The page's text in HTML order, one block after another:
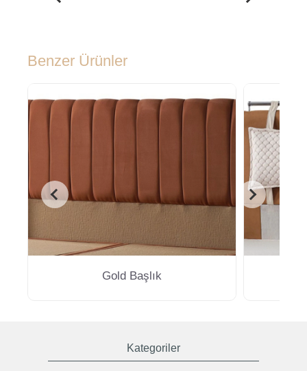
Benzer Ürünler
Gold Başlık
Kategoriler